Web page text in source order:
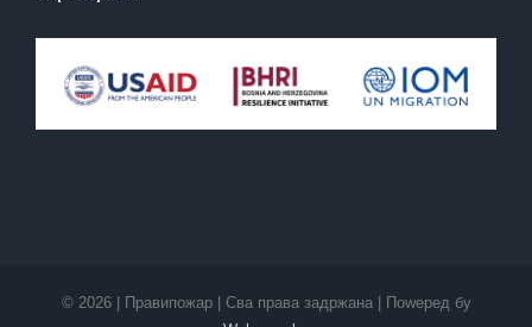
© 2026 | Правипожар | Сва права задржана | Поwеред бy